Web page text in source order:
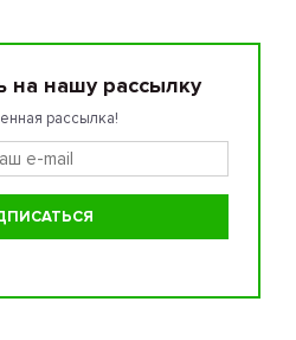
на нашу рассылку
рассылка!